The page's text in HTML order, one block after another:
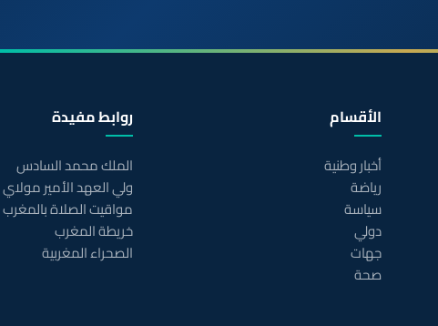
الأقسام
أخبار وطنية
رياضة
سياسة
دولي
جهات
صحة
روابط مفيدة
الملك محمد السادس
ولي العهد الأمير
مواقيت الصلاة بالمغرب
خريطة المغرب
الصحراء المغربية